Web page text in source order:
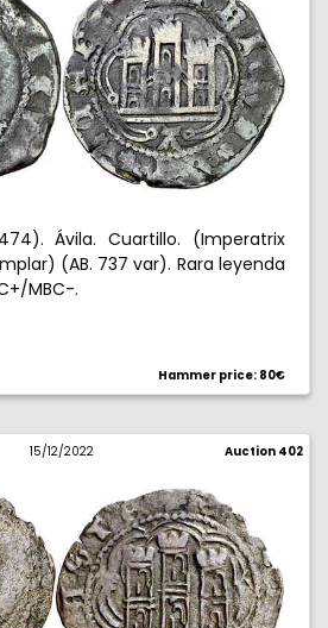
Ávila. Cuartillo. (Imperatrix
(AB. 737 var). Rara leyenda
MBC-.
Hammer price: 80€
15/12/2022 Auction 402